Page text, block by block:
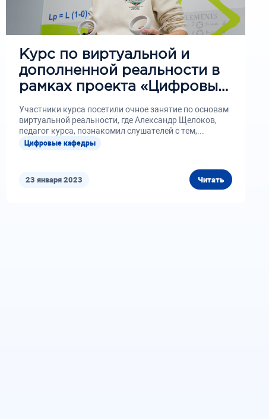
23 января 2023 Читать
Курс по виртуальной и
дополненной реальности в
рамках проекта «Цифровые
кафедры» идет полным
ходом
Участники курса посетили очное занятие по основам
виртуальной реальности, где Александр Щелоков,
педагог курса, познакомил слушателей с тем,...
Цифровые кафедры